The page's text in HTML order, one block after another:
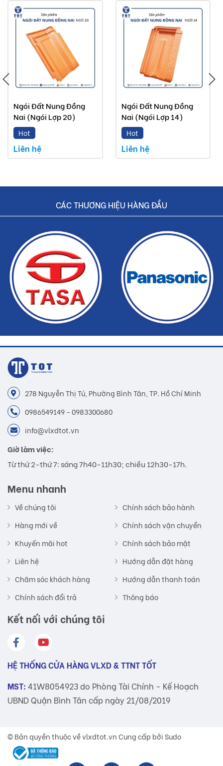
Ngói Đất Nung Đồng
Nai (Ngói Lợp 20)
Hot
Liên hệ
Ngói Đất Nung Đồng
Nai (Ngói Lợp 14)
Hot
Liên hệ
CÁC THƯƠNG HIỆU HÀNG ĐẦU
278 Nguyễn Thị Tú, Phường Bình Tân, TP. Hồ Chí Minh
0986549149 - 0983300680
info@vlxdtot.vn
Giờ làm việc:
Từ thứ 2-thứ 7: sáng 7h40-11h30; chiều 12h30-17h.
Menu nhanh
Về chúng tôi
Hàng mới về
Khuyến mãi hot
Liên hệ
Chăm sóc khách hàng
Chính sách đổi trả
Chính sách bảo hành
Chính sách vận chuyển
Chính sách bảo mật
Hướng dẫn đặt hàng
Hướng dẫn thanh toán
Thông báo
Kết nối với chúng tôi
HỆ THỐNG CỬA HÀNG VLXD & TTNT TỐT
MST: 41W8054923 do Phòng Tài Chính - Kế Hoạch
UBND Quận Bình Tân cấp ngày 21/08/2019
© Bản quyền thuộc vềvlxdtot.vnCung cấp bởi Sudo